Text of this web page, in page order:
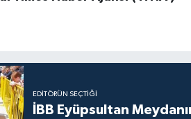
EDITÖRÜN SEÇTIĞI
İBB Eyüpsultan